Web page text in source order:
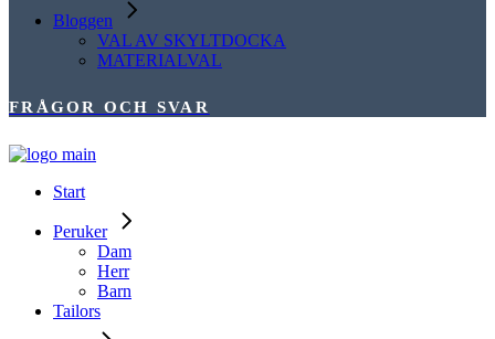
Bloggen
VAL AV SKYLTDOCKA
MATERIALVAL
FRÅGOR OCH SVAR
Start
Peruker
Dam
Herr
Barn
Tailors